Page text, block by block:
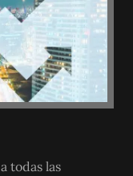
todas las